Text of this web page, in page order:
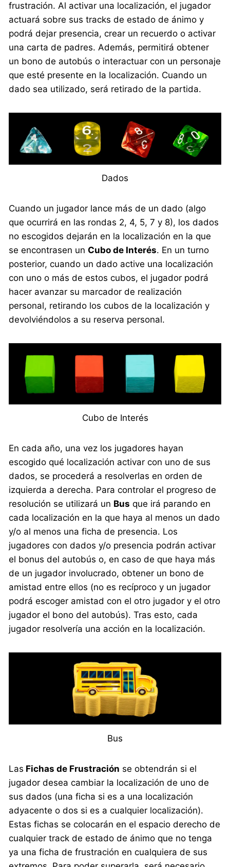
frustración. Al activar una localización, el jugador
actuará sobre sus tracks de estado de ánimo y
podrá dejar presencia, crear un recuerdo o activar
una carta de padres. Además, permitirá obtener
un bono de autobús o interactuar con un personaje
que esté presente en la localización. Cuando un
dado sea utilizado, será retirado de la partida.
Dados
Cuando un jugador lance más de un dado (algo
que ocurrirá en las rondas 2, 4, 5, 7 y 8), los dados
no escogidos dejarán en la localización en la que
se encontrasen unCubo de Interés. En un turno
posterior, cuando un dado active una localización
con uno o más de estos cubos, el jugador podrá
hacer avanzar su marcador de realización
personal, retirando los cubos de la localización y
devolviéndolos a su reserva personal.
Cubo de Interés
En cada año, una vez los jugadores hayan
escogido qué localización activar con uno de sus
dados, se procederá a resolverlas en orden de
izquierda a derecha. Para controlar el progreso de
resolución se utilizará un Bus que irá parando en
cada localización en la que haya al menos un dado
y/o al menos una ficha de presencia. Los
jugadores con dados y/o presencia podrán activar
el bonus del autobús o, en caso de que haya más
de un jugador involucrado, obtener un bono de
amistad entre ellos (no es recíproco y un jugador
podrá escoger amistad con el otro jugador y el otro
jugador el bono del autobús). Tras esto, cada
jugador resolvería una acción en la localización.
Bus
Las Fichas de Frustración se obtendrán si el
jugador desea cambiar la localización de uno de
sus dados (una ficha si es a una localización
adyacente o dos si es a cualquier localización).
Estas fichas se colocarán en el espacio derecho de
cualquier track de estado de ánimo que no tenga
ya una ficha de frustración en cualquiera de sus